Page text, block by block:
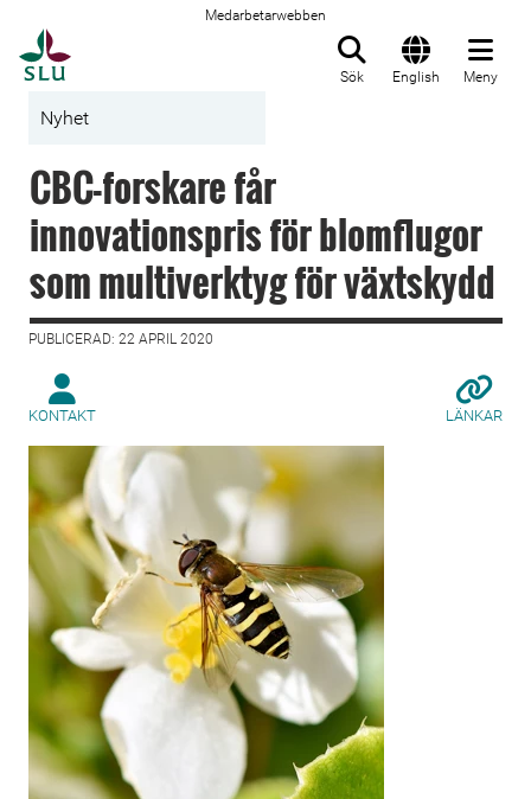
Medarbetarwebben
Sök English Meny
Nyhet
CBC-forskare får
innovationspris för blomflugor
som multiverktyg för växtskydd
PUBLICERAD: 22 APRIL 2020
KONTAKT LÄNKAR